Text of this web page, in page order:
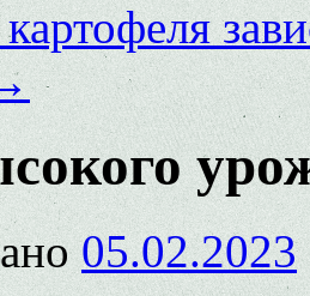
05.02.2023